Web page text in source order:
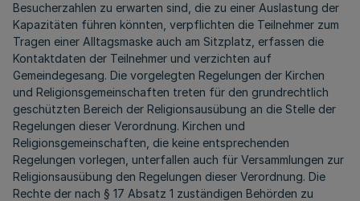
Besucherzahlen zu erwarten sind, die zu einer Auslastung der
Kapazitäten führen könnten, verpflichten die Teilnehmer zum
Tragen einer Alltagsmaske auch am Sitzplatz, erfassen die
Kontaktdaten der Teilnehmer und verzichten auf
Gemeindegesang. Die vorgelegten Regelungen der Kirchen
und Religionsgemeinschaften treten für den grundrechtlich
geschützten Bereich der Religionsausübung an die Stelle der
Regelungen dieser Verordnung. Kirchen und
Religionsgemeinschaften, die keine entsprechenden
Regelungen vorlegen, unterfallen auch für Versammlungen zur
Religionsausübung den Regelungen dieser Verordnung. Die
Rechte der nach § 17 Absatz 1 zuständigen Behörden zu